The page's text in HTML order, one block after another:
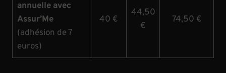
annuelle avec
Assur’Me
(adhésion de 7
euros)
40 €
44,50
€
74,50 €